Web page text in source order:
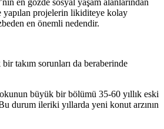
yapılan projelerin likiditeye kolay
en önemli nedendir.
takım sorunları da beraberinde
büyük bir bölümü 35-60 yıllık eski
durum ileriki yıllarda yeni konut arzının